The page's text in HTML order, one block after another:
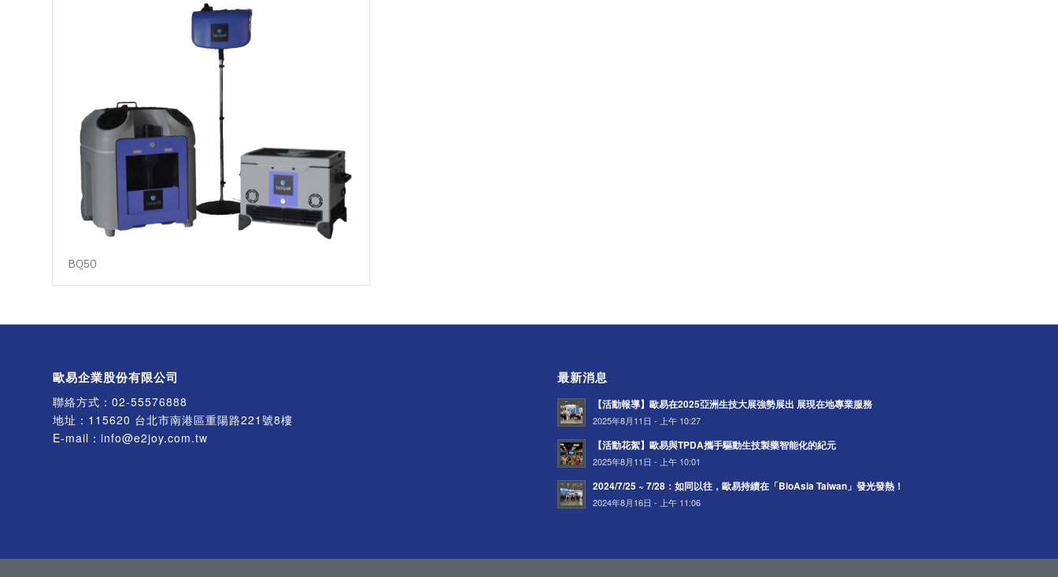
BQ50
歐易企業股份有限公司
聯絡方式： 02-55576888
地址：115620 台北市南港區重陽路221號8樓
E-mail： info@e2joy.com.tw
最新消息
【活動報導】歐易在2025亞洲生技大展強勢展出 展現在地專業服務
2025年8月11日 - 上午 10:27
【活動花絮】歐易與TPDA攜手驅動生技製藥智能化的紀元
2025年8月11日 - 上午 10:01
2024/7/25 ~ 7/28：如同以往，歐易持續在「BioAsia Taiwan」發光發熱！
2024年8月16日 - 上午 11:06